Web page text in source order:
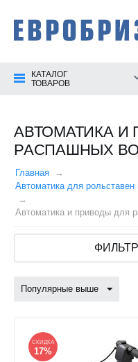
КАТАЛОГ
ТОВАРОВ
АВТОМАТИКА И
РАСПАШНЫХ
Главная
Автоматика для
Автоматика и приводы для
Популярные выше
СКИДКА
17%